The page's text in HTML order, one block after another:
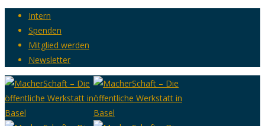
Intern
Spenden
Mitglied werden
Newsletter